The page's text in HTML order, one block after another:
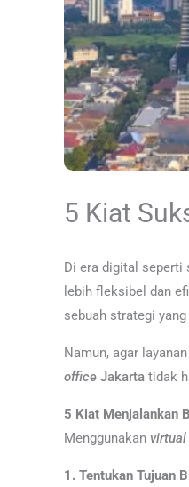
5 Kiat
Di era digital seperti
lebih fleksibel dan
sebuah strategi
Namun, agar
office Jakarta tidak
5 Kiat Menjalankan
Menggunakan
1. Tentukan Tujuan